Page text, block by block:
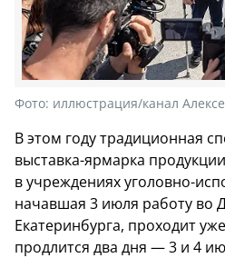
Фото: иллюстрация/канал
В этом году традиционная
выставка-ярмарка
в учреждениях уголовно-
начавшая 3 июля работу во
Екатеринбурга, проходит
продлится два дня — 3 и 4